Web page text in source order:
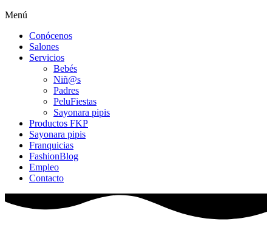
Menú
Conócenos
Salones
Servicios
Bebés
Niñ@s
Padres
PeluFiestas
Sayonara pipis
Productos FKP
Sayonara pipis
Franquicias
FashionBlog
Empleo
Contacto